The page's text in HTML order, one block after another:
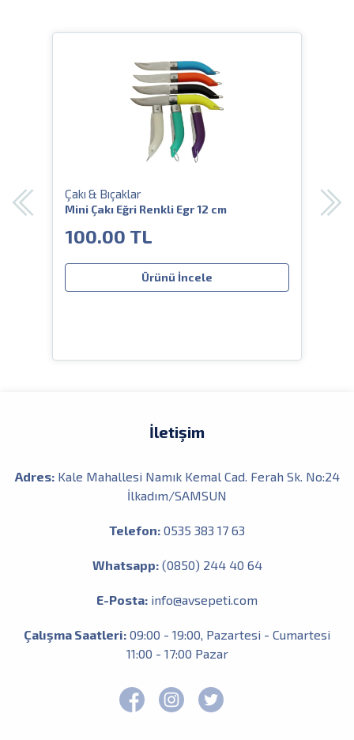
Çakı & Bıçaklar
Mini Çakı Eğri Renkli Egr 12 cm
100.00 TL
Ürünü İncele
Crkt
İletişim
Adres:Kale Mahallesi Namık Kemal Cad. Ferah Sk. No:24
İlkadım/SAMSUN
Telefon: 0535 383 17 63
Whatsapp:(0850) 244 40 64
E-Posta: info@avsepeti.com
Çalışma Saatleri: 09:00 - 19:00, Pazartesi - Cumartesi
11:00 - 17:00 Pazar